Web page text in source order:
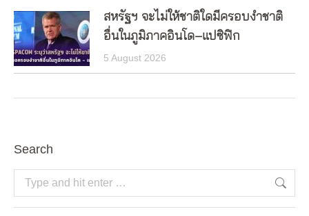
สหรัฐฯ จะไม่ให้ชาติใดมีครอบงำชาติ
อื่นในภูมิภาคอินโด–แปซิฟิก
5 August 2026
Search
Search: